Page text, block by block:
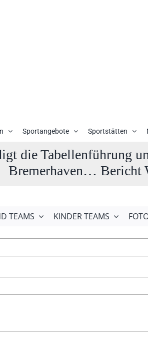
Sportangebote Sportstätten
die Tabellenführung
Bremerhaven…
TEAMS KINDER TEAMS